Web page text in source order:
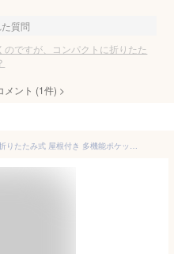
質問
ですが、コンパクトに折りたた
メント (1件) >
ペットサークル メッシュサークル 折りたたみ式 屋根付き 多機能ポケット付き 給水器付き 犬 猫 室内 屋外兼用 小型犬 中型犬 大型犬 防災 避難 持ち運び便利 メッシュ ケージ ゲージ サークル お出かけ ドライブ用